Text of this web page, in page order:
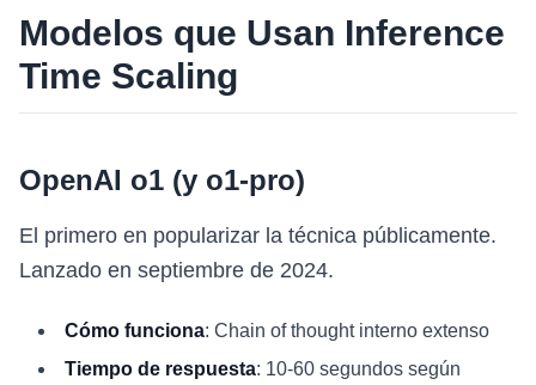
Modelos que Usan Inference
Time Scaling
OpenAI o1 (y o1-pro)
El primero en popularizar la técnica públicamente.
Lanzado en septiembre de 2024.
Cómo funciona: Chain of thought interno extenso
Tiempo de respuesta: 10-60 segundos según